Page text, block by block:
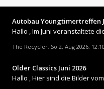
Autobau Youngtimertreffen
The Recycler, So 2. Aug 2026, 12:10
Older Classics Juni 2026